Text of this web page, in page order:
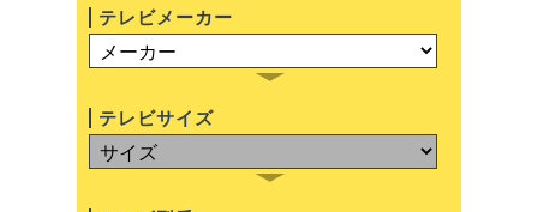
テレビメーカー
テレビサイズ